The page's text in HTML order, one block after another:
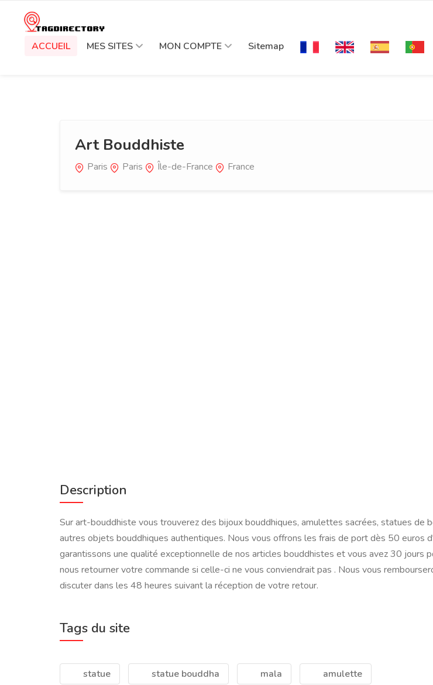
ACCUEIL MES SITES MON COMPTE Sitemap
Art Bouddhiste
Paris Paris Île-de-France France
Description
Sur art-bouddhiste vous trouverez des bijoux bouddhiques, amulettes sacrées, statues de
autres objets bouddhiques authentiques. Nous vous offrons les frais de port dès 50 euros
garantissons une qualité exceptionnelle de nos articles bouddhistes et vous avez 30 jours
nous retourner votre commande si celle-ci ne vous conviendrait pas . Nous vous
discuter dans les 48 heures suivant la réception de votre retour.
Tags du site
statue statue bouddha mala
amulette